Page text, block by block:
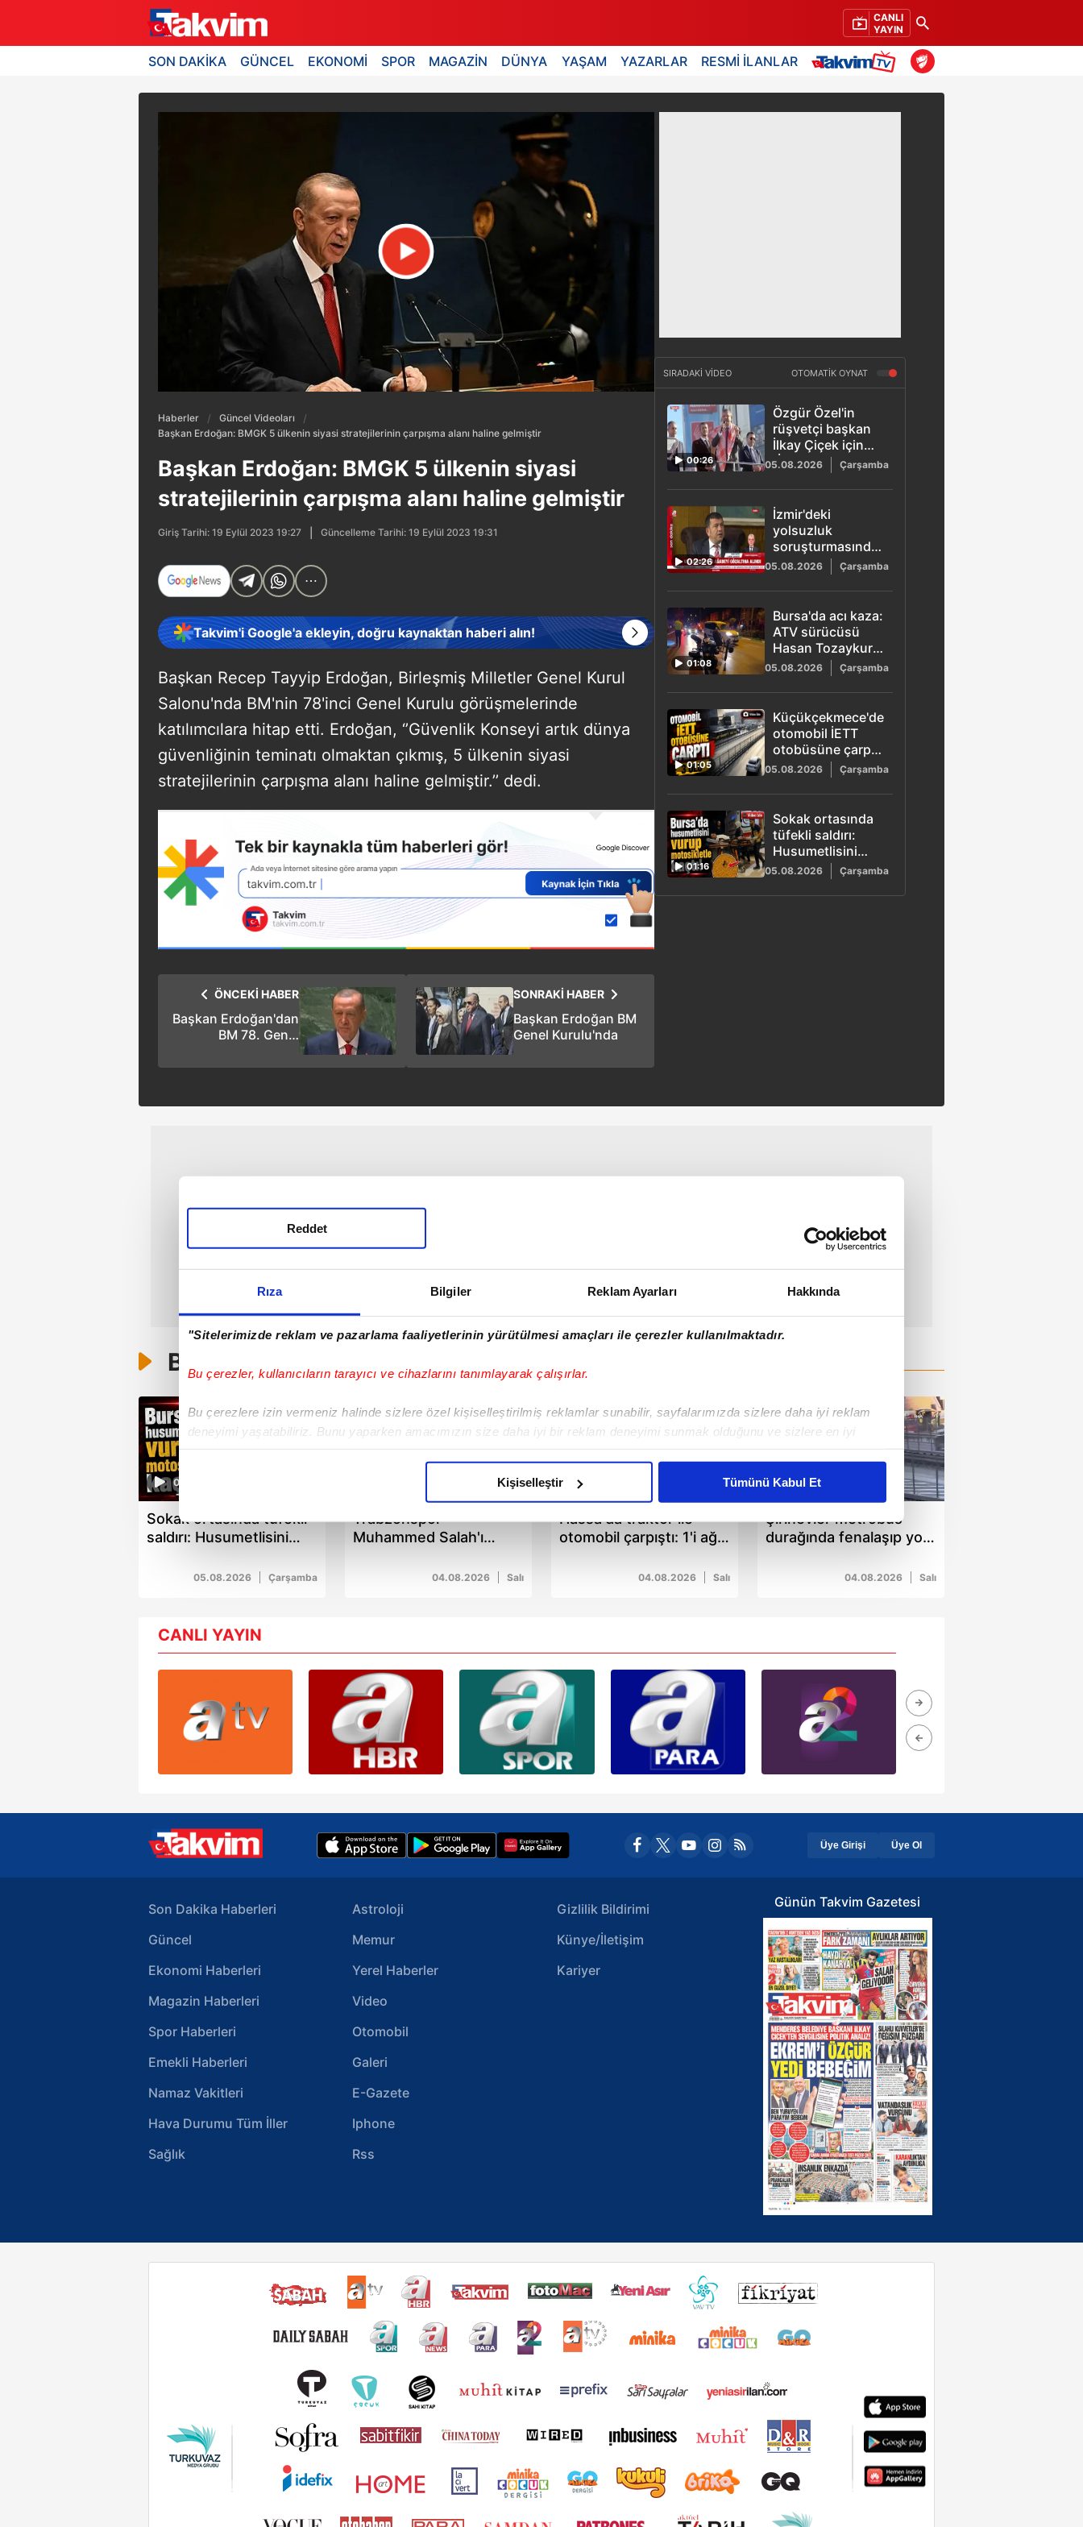
Rıza Bilgiler Reklam Ayarları Hakkında
"Sitelerimizde reklam ve pazarlama faaliyetlerinin yürütülmesi amaçları ile çerezler kullanılmaktadır.
Bu çerezler, kullanıcıların tarayıcı ve cihazlarını tanımlayarak çalışırlar.
Bu çerezlere izin vermeniz halinde sizlere özel kişiselleştirilmiş reklamlar sunabilir, sayfalarımızda sizlere daha iyi reklam
deneyimi yaşatabiliriz. Bunu yaparken amacımızın size daha iyi bir reklam deneyimi sunmak olduğunu ve sizlere en iyi
Sizlere daha iyi bir hizmet sunabilmek için İnternet Sitemizde kendimize ve üçüncü kişilere ait çerezler kullanılmaktadır. Bu
amacıyla kullanılmaktadır. Diğer çerezler, sitemizin daha işlevsel kılınması ve kişiselleştirilmesi ve sizlere yönelik
Çerezlere ilişkin tercihlerinizi aşağıda yer alan panel vasıtasıyla belirleyebilirsiniz. Çerezlere ilişkin detaylı bilgi için Ayarlar
6698 sayılı Kişisel Verilerin Korunması Kanunu uyarınca hazırlanmış Aydınlatma Metnimizi okumak ve sitemizde ilgili
mevzuata uygun olarak kullanılan çerezlerle ilgili bilgi almak için lütfen
tıklayınız
Reddet
Kişiselleştir Tümünü Kabul Et
CANLI
YAYIN
SON DAKİKA GÜNCEL EKONOMİ SPOR MAGAZİN DÜNYA YAŞAM YAZARLAR RESMİ İLANLAR
Haberler
Güncel Videoları
Başkan Erdoğan: BMGK 5 ülkenin siyasi stratejilerinin çarpışma alanı haline gelmiştir
Başkan Erdoğan: BMGK 5 ülkenin siyasi
stratejilerinin çarpışma alanı haline gelmiştir
Giriş Tarihi: 19 Eylül 2023 19:27 Güncelleme Tarihi: 19 Eylül 2023 19:31
Takvim'i Google'a ekleyin, doğru kaynaktan haberi alın!
Başkan Recep Tayyip Erdoğan, Birleşmiş Milletler Genel Kurul
Salonu'nda BM'nin 78'inci Genel Kurulu görüşmelerinde
katılımcılara hitap etti. Erdoğan, ‘’Güvenlik Konseyi artık dünya
güvenliğinin teminatı olmaktan çıkmış, 5 ülkenin siyasi
stratejilerinin çarpışma alanı haline gelmiştir.’’ dedi.
SONRAKİ HABER
Başkan Erdoğan BM
Genel Kurulu'nda
ÖNCEKİ HABER
Başkan Erdoğan'dan
BM 78. Genel
açıklamalar
SIRADAKİ VİDEO OTOMATİK OYNAT
00:26
Özgür Özel'in
rüşvetçi başkan
İlkay Çiçek için
"İçişleri
Bakanlığı'nı
yönetir" dediği
video gündem
oldu
05.08.2026 Çarşamba
02:26
İzmir'deki
yolsuzluk
soruşturmasında
operasyon: Veli
Ağbaba'nın
ağabeyi Hür
Ağbaba gözaltına
alındı
05.08.2026 Çarşamba
01:08
Bursa'da acı kaza:
ATV sürücüsü
Hasan Tozaykurt
hayatını kaybetti
05.08.2026 Çarşamba
01:05
Küçükçekmece'de
otomobil İETT
otobüsüne çarptı:
3 ölü
05.08.2026 Çarşamba
01:16
Sokak ortasında
tüfekli saldırı:
Husumetlisini
vurup
motosikletle kaçtı
05.08.2026 Çarşamba
Bunlar da Var
01:16
Sokak ortasında tüfekli
saldırı: Husumetlisini
05.08.2026 Çarşamba
Trabzonspor
Muhammed Salah'ı
04.08.2026 Salı
Hassa'da traktör ile
otomobil çarpıştı: 1'i ağır
04.08.2026 Salı
00:40
Şirinevler metrobüs
durağında fenalaşıp yola
04.08.2026 Salı
CANLI YAYIN
Üye Girişi Üye Ol
Son Dakika Haberleri
Güncel
Ekonomi Haberleri
Magazin Haberleri
Spor Haberleri
Emekli Haberleri
Namaz Vakitleri
Hava Durumu Tüm İller
Sağlık
Astroloji
Memur
Yerel Haberler
Video
Otomobil
Galeri
E-Gazete
Iphone
Rss
Gizlilik Bildirimi
Künye/İletişim
Kariyer
Günün Takvim Gazetesi